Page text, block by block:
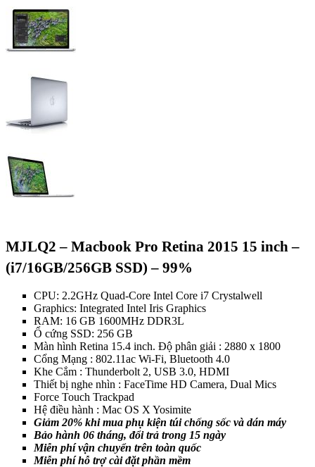
MJLQ2 – Macbook Pro Retina 2015 15 inch –
(i7/16GB/256GB SSD) – 99%
CPU: 2.2GHz Quad-Core Intel Core i7 Crystalwell
Graphics: Integrated Intel Iris Graphics
RAM: 16 GB 1600MHz DDR3L
Ổ cứng SSD: 256 GB
Màn hình Retina 15.4 inch. Độ phân giải : 2880 x 1800
Cổng Mạng : 802.11ac Wi-Fi, Bluetooth 4.0
Khe Cắm : Thunderbolt 2, USB 3.0, HDMI
Thiết bị nghe nhìn : FaceTime HD Camera, Dual Mics
Force Touch Trackpad
Hệ điều hành : Mac OS X Yosimite
Giảm 20% khi mua phụ kiện túi chống sốc và dán máy
Bảo hành 06 tháng, đổi trả trong 15 ngày
Miễn phí vận chuyển trên toàn quốc
Miễn phí hỗ trợ cài đặt phần mềm